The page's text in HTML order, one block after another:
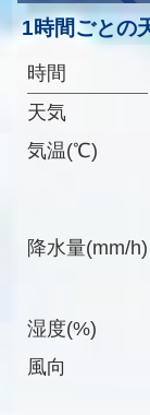
1時間ごとの
時間
天気
気温(℃)
降水量(mm/h)
湿度(%)
風向